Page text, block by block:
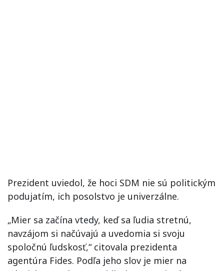
Prezident uviedol, že hoci SDM nie sú politickým
podujatím, ich posolstvo je univerzálne.
„Mier sa začína vtedy, keď sa ľudia stretnú,
navzájom si načúvajú a uvedomia si svoju
spoločnú ľudskosť,“ citovala prezidenta
agentúra Fides. Podľa jeho slov je mier na